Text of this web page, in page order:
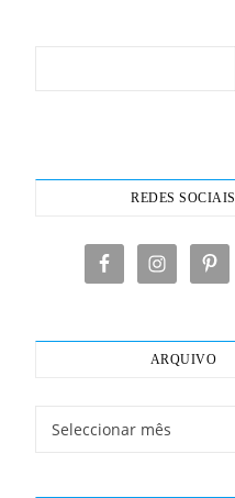
REDES SOCIAIS
ARQUIVO
Arquivo